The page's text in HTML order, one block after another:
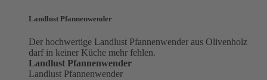
Landlust Pfannenwender
Der hochwertige Landlust Pfannenwender aus Olivenholz
darf in keiner Küche mehr fehlen.
Landlust Pfannenwender
Landlust Pfannenwender